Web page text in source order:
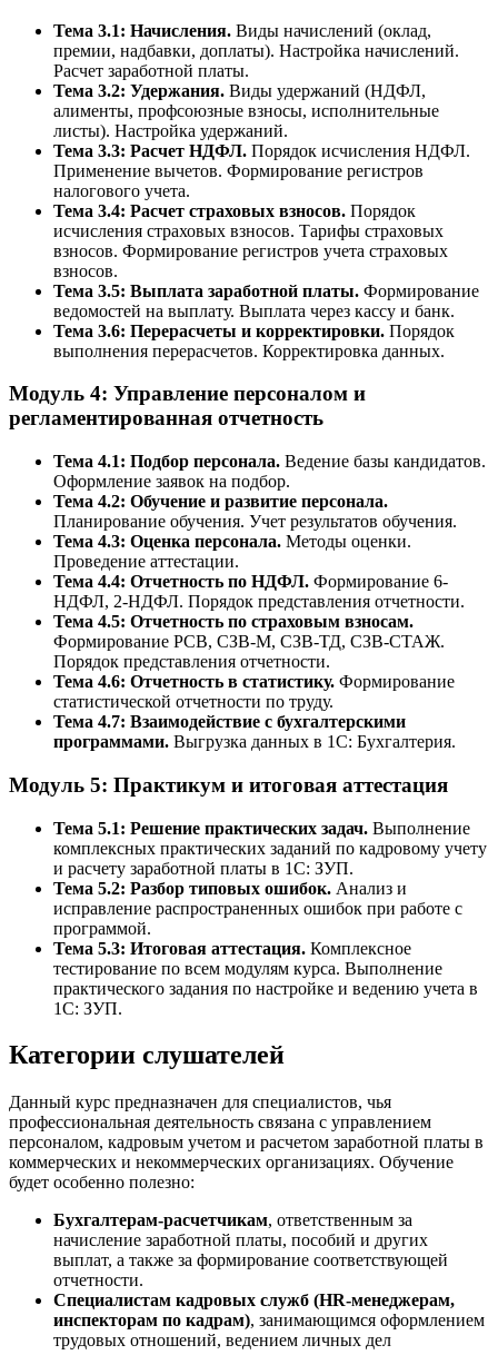
Тема 3.1: Начисления. Виды начислений (оклад,
премии, надбавки, доплаты). Настройка начислений.
Расчет заработной платы.
Тема 3.2: Удержания. Виды удержаний (НДФЛ,
алименты, профсоюзные взносы, исполнительные
листы). Настройка удержаний.
Тема 3.3: Расчет НДФЛ. Порядок исчисления НДФЛ.
Применение вычетов. Формирование регистров
налогового учета.
Тема 3.4: Расчет страховых взносов. Порядок
исчисления страховых взносов. Тарифы страховых
взносов. Формирование регистров учета страховых
взносов.
Тема 3.5: Выплата заработной платы. Формирование
ведомостей на выплату. Выплата через кассу и банк.
Тема 3.6: Перерасчеты и корректировки. Порядок
выполнения перерасчетов. Корректировка данных.
Модуль 4: Управление персоналом и
регламентированная отчетность
Тема 4.1: Подбор персонала. Ведение базы кандидатов.
Оформление заявок на подбор.
Тема 4.2: Обучение и развитие персонала.
Планирование обучения. Учет результатов обучения.
Тема 4.3: Оценка персонала. Методы оценки.
Проведение аттестации.
Тема 4.4: Отчетность по НДФЛ. Формирование 6-
НДФЛ, 2-НДФЛ. Порядок представления отчетности.
Тема 4.5: Отчетность по страховым взносам.
Формирование РСВ, СЗВ-М, СЗВ-ТД, СЗВ-СТАЖ.
Порядок представления отчетности.
Тема 4.6: Отчетность в статистику. Формирование
статистической отчетности по труду.
Тема 4.7: Взаимодействие с бухгалтерскими
программами. Выгрузка данных в 1С: Бухгалтерия.
Модуль 5: Практикум и итоговая аттестация
Тема 5.1: Решение практических задач. Выполнение
комплексных практических заданий по кадровому учету
и расчету заработной платы в 1С: ЗУП.
Тема 5.2: Разбор типовых ошибок. Анализ и
исправление распространенных ошибок при работе с
программой.
Тема 5.3: Итоговая аттестация. Комплексное
тестирование по всем модулям курса. Выполнение
практического задания по настройке и ведению учета в
1С: ЗУП.
Категории слушателей
Данный курс предназначен для специалистов, чья
профессиональная деятельность связана с управлением
персоналом, кадровым учетом и расчетом заработной платы в
коммерческих и некоммерческих организациях. Обучение
будет особенно полезно:
Бухгалтерам-расчетчикам, ответственным за
начисление заработной платы, пособий и других
выплат, а также за формирование соответствующей
отчетности.
Специалистам кадровых служб (HR-менеджерам,
инспекторам по кадрам), занимающимся оформлением
трудовых отношений, ведением личных дел